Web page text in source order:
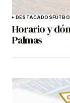
DESTACADOS
Horario y
Palmas